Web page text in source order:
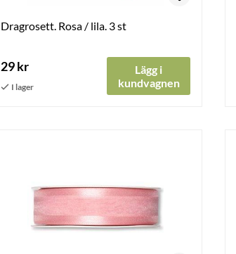
Dragrosett. Rosa / lila. 3 st
29 kr
Lägg i
kundvagnen